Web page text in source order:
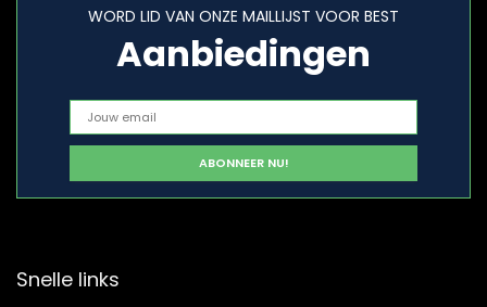
WORD LID VAN ONZE MAILLIJST VOOR BEST
Aanbiedingen
Snelle links